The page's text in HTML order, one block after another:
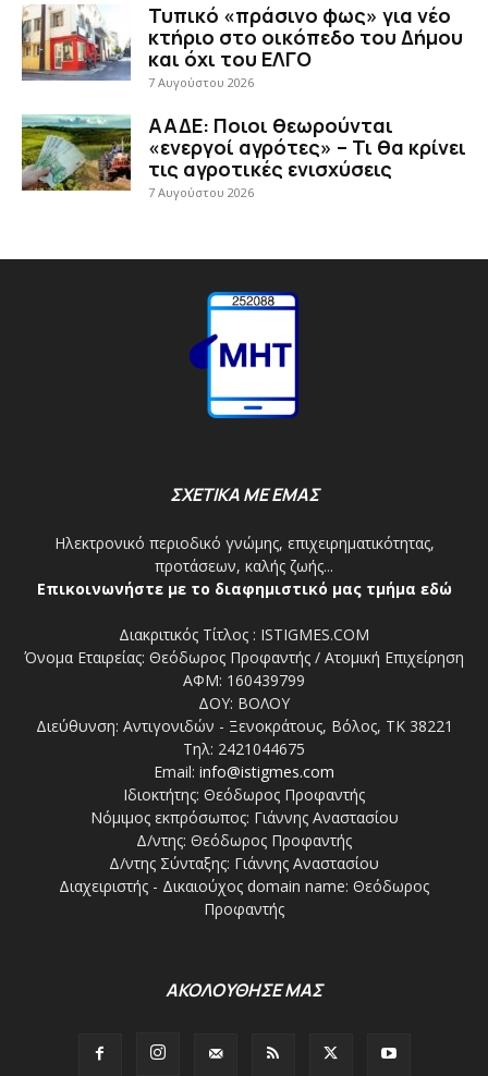
Τυπικό «πράσινο φως» για νέο
κτήριο στο οικόπεδο του Δήμου
και όχι του ΕΛΓΟ
7 Αυγούστου 2026
ΑΑΔΕ: Ποιοι θεωρούνται
«ενεργοί αγρότες» – Τι θα κρίνει
τις αγροτικές ενισχύσεις
7 Αυγούστου 2026
ΣΧΕΤΙΚΑ ΜΕ ΕΜΑΣ
Ηλεκτρονικό περιοδικό γνώμης, επιχειρηματικότητας,
προτάσεων, καλής ζωής...
Επικοινωνήστε με το διαφημιστικό μας τμήμα εδώ
Διακριτικός Τίτλος : ISTIGMES.COM
Όνομα Εταιρείας: Θεόδωρος Προφαντής / Ατομική Επιχείρηση
ΑΦΜ: 160439799
ΔΟΥ: ΒΟΛΟΥ
Διεύθυνση: Αντιγονιδών - Ξενοκράτους, Βόλος, ΤΚ 38221
Τηλ: 2421044675
Email: info@istigmes.com
Ιδιοκτήτης: Θεόδωρος Προφαντής
Νόμιμος εκπρόσωπος: Γιάννης Αναστασίου
Δ/ντης: Θεόδωρος Προφαντής
Δ/ντης Σύνταξης: Γιάννης Αναστασίου
Διαχειριστής - Δικαιούχος domain name: Θεόδωρος
Προφαντής
ΑΚΟΛΟΥΘΗΣΕ ΜΑΣ